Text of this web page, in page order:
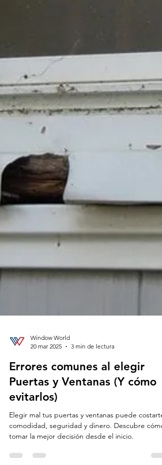
Window World
20 mar 2025
3 min de lectura
Puertas y Ventanas (Y cómo
evitarlos)
Elegir mal tus puertas y ventanas puede costarte